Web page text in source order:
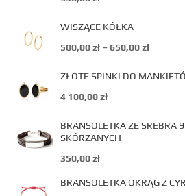
WISZĄCE KÓŁKA
500,00zł – 650,00zł
ZŁOTE SPINKI DO
4 100,00zł
BRANSOLETKA ZE SREBRA
SKÓRZANYCH
350,00zł
BRANSOLETKA OKRĄG Z